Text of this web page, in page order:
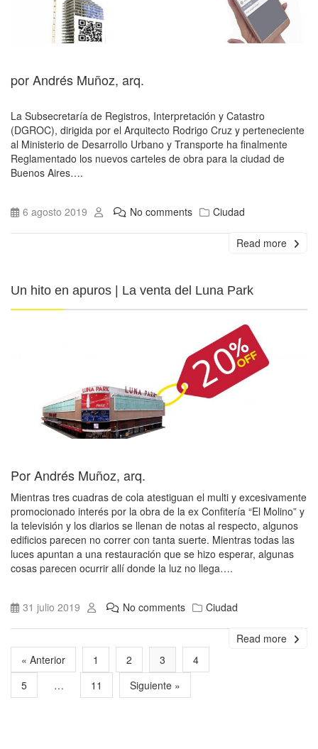
por Andrés Muñoz, arq.
La Subsecretaría de Registros, Interpretación y Catastro
(DGROC), dirigida por el Arquitecto Rodrigo Cruz y perteneciente
al Ministerio de Desarrollo Urbano y Transporte ha finalmente
Reglamentado los nuevos carteles de obra para la ciudad de
Buenos Aires….
6 agosto 2019 No comments Ciudad
Read more
Un hito en apuros | La venta del Luna Park
Por Andrés Muñoz, arq.
Mientras tres cuadras de cola atestiguan el multi y excesivamente
promocionado interés por la obra de la ex Confitería “El Molino” y
la televisión y los diarios se llenan de notas al respecto, algunos
edificios parecen no correr con tanta suerte. Mientras todas las
luces apuntan a una restauración que se hizo esperar, algunas
cosas parecen ocurrir allí donde la luz no llega….
31 julio 2019 No comments Ciudad
Read more
« Anterior
1 2 3
4
5
… 11 Siguiente »